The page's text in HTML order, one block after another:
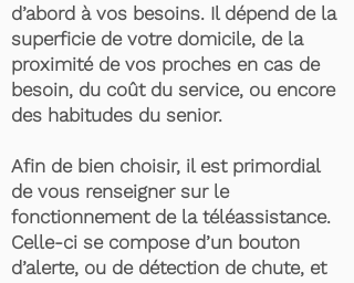
d’abord à vos besoins. Il dépend de la
superficie de votre domicile, de la
proximité de vos proches en cas de
besoin, du coût du service, ou encore
des habitudes du senior.
Afin de bien choisir, il est primordial
de vous renseigner sur le
fonctionnement de la téléassistance.
Celle-ci se compose d’un bouton
d’alerte, ou de détection de chute, et